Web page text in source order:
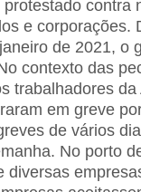
contra
e corporações.
de 2021, o
contexto das
trabalhadores da
em greve
de vários
No porto
diversas